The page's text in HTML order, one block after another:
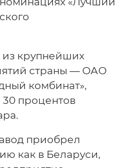
из крупнейших
страны — ОАО
комбинат»,
процентов
приобрел
как в Беларуси,